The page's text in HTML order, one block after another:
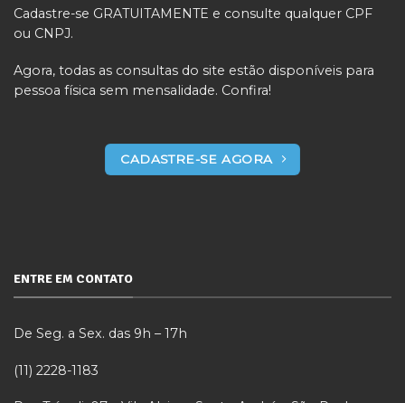
Cadastre-se GRATUITAMENTE e consulte qualquer CPF
ou CNPJ.
Agora, todas as consultas do site estão disponíveis para
pessoa física sem mensalidade. Confira!
CADASTRE-SE AGORA
ENTRE EM CONTATO
De Seg. a Sex. das 9h – 17h
(11) 2228-1183